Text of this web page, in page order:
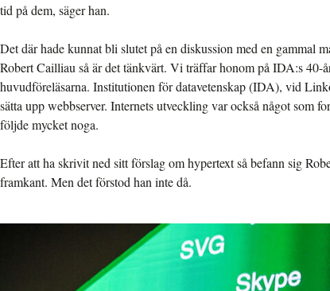
tid på dem, säger han.
Det där hade kunnat bli slutet på en diskussion med en gammal
Robert Cailliau så är det tänkvärt. Vi träffar honom på IDA:s 40-
huvudföreläsarna. Institutionen för datavetenskap (IDA), vid
sätta upp webbserver. Internets utveckling var också något som
följde mycket noga.
Efter att ha skrivit ned sitt förslag om hypertext så befann sig
framkant. Men det förstod han inte då.